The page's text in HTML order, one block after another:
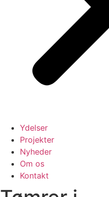
Ydelser
Projekter
Nyheder
Om os
Kontakt